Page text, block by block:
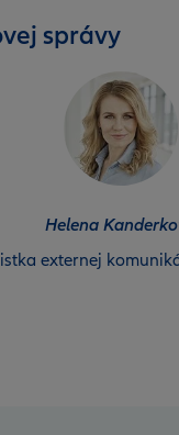
správy
Helena
externej